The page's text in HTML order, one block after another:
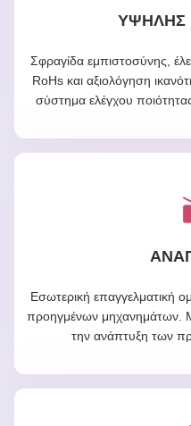
ΥΨΗΛΉΣ
Σφραγίδα εμπιστοσύνης,
RoHs και αξιολόγηση
σύστημα ελέγχου
Εσωτερική επαγγελματική
προηγμένων μηχανημάτων.
την ανάπτυξη των